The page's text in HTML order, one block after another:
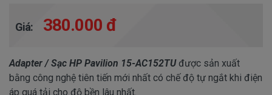
Giá: 380.000 đ
Adapter / Sạc HP Pavilion 15-AC152TU được sản xuất
bằng công nghệ tiên tiến mới nhất có chế độ tự ngắt khi điện
áp quá tải cho độ bền lâu nhất.